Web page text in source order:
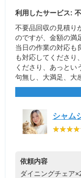
利用したサービス:
不要品回収の見積り
のですが、金額の満
当日の作業の対応も
も対応してくださり
くださり、あっとい
句無し、大満足、大
シャム
依頼内容
ダイニングチェア